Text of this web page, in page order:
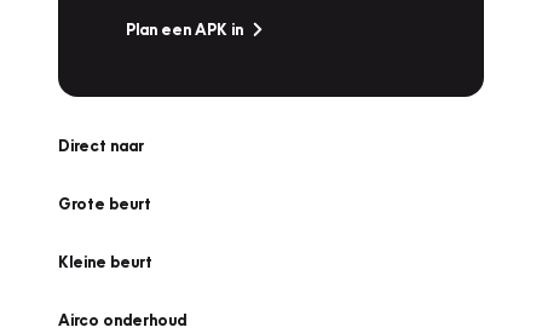
Plan een APK in
Direct naar
Grote beurt
Kleine beurt
Airco onderhoud